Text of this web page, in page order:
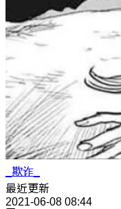
_欺诈_
最近更新
2021-06-08 08:44